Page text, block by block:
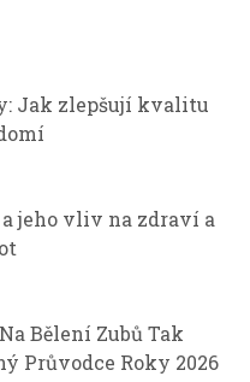
Jak zlepšují kvalitu
jeho vliv na zdraví a
Bělení Zubů Tak
Průvodce Roky 2026